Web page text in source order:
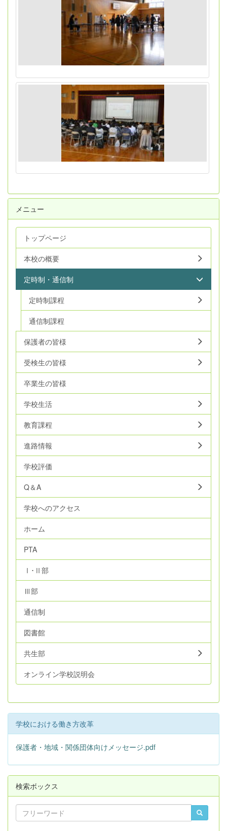
メニュー
トップページ
本校の概要
定時制・通信制
定時制課程
通信制課程
保護者の皆様
受検生の皆様
卒業生の皆様
学校生活
教育課程
進路情報
学校評価
Q＆A
学校へのアクセス
ホーム
PTA
Ⅰ･Ⅱ部
Ⅲ部
通信制
図書館
共生部
オンライン学校説明会
学校における働き方改革
保護者・地域・関係団体向けメッセージ.pdf
検索ボックス